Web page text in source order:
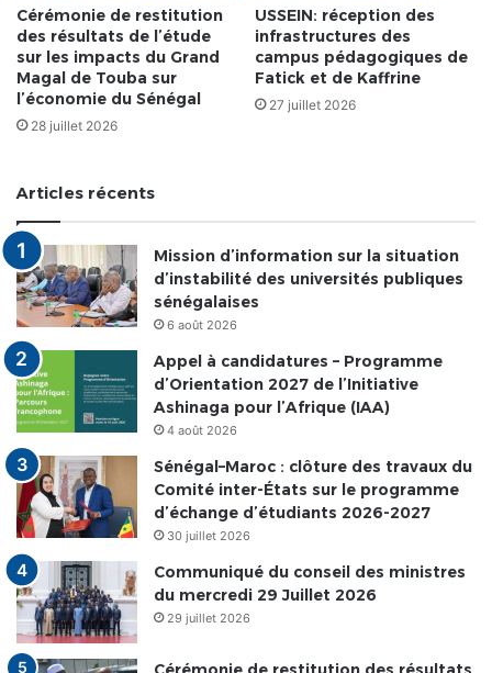
Cérémonie de restitution
des résultats de l’étude
sur les impacts du Grand
Magal de Touba sur
l’économie du Sénégal
28 juillet 2026
USSEIN: réception des
infrastructures des
campus pédagogiques de
Fatick et de Kaffrine
27 juillet 2026
Articles récents
Mission d’information sur la situation
d’instabilité des universités publiques
sénégalaises
6 août 2026
Appel à candidatures – Programme
d’Orientation 2027 de l’Initiative
Ashinaga pour l’Afrique (IAA)
4 août 2026
Sénégal–Maroc : clôture des travaux du
Comité inter-États sur le programme
d’échange d’étudiants 2026-2027
30 juillet 2026
Communiqué du conseil des ministres
du mercredi 29 Juillet 2026
29 juillet 2026